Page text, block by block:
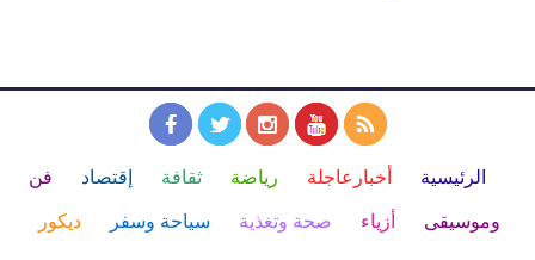
الرئيسية أخبارعاجلة رياضة ثقافة إقتصاد فن
وموسيقى أزياء صحة وتغذية سياحة وسفر ديكور